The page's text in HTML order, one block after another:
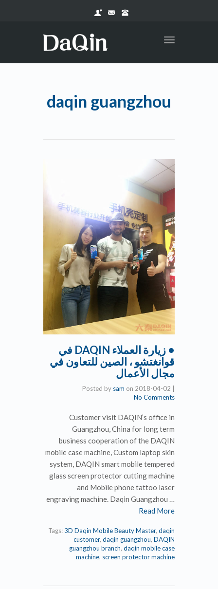
daqin guangzhou
• زيارة العملاء DAQIN في
قوانغتشو ، الصين للتعاون في
مجال الأعمال
Posted bysam on 2018-04-02
No Comments
Customer visit DAQIN’s office in
Guangzhou, China for long term
business cooperation of the DAQIN
mobile case machine, Custom laptop skin
system, DAQIN smart mobile tempered
glass screen protector cutting machine
and Mobile phone tattoo laser
engraving machine. Daqin Guangzhou …
Read More
Tags: 3D Daqin Mobile Beauty Master
customer,daqin guangzhou
guangzhou branch,daqin mobile case
machine,screen protector machine